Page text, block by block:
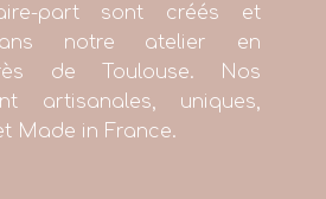
part sont créés et
notre atelier en
de Toulouse. Nos
artisanales, uniques,
Made in France.